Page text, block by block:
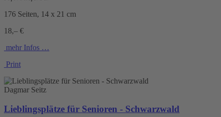
176 Seiten, 14 x 21 cm
18,– €
mehr Infos …
Print
Dagmar Seitz
Lieblingsplätze für Senioren - Schwarzwald